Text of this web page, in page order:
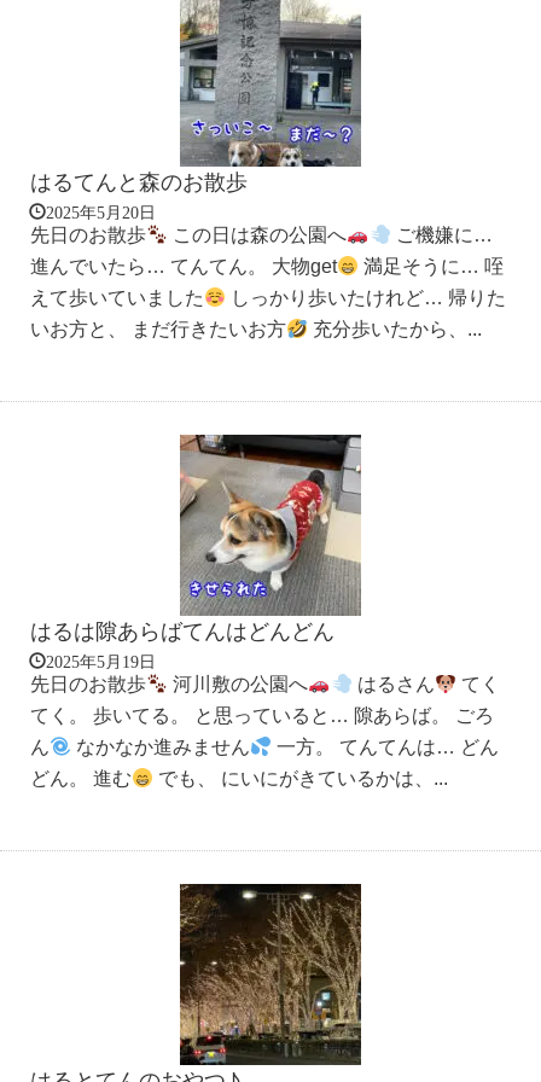
はるてんと森のお散歩
2025年5月20日
先日のお散歩 この日は森の公園へ
ご機嫌に…
進んでいたら… てんてん。 大物get
満足そうに… 咥
えて歩いていました
しっかり歩いたけれど… 帰りた
いお方と、 まだ行きたいお方
充分歩いたから、...
はるは隙あらばてんはどんどん
2025年5月19日
先日のお散歩 河川敷の公園へ はるさん
てく
てく。 歩いてる。 と思っていると… 隙あらば。 ごろ
ん
なかなか進みません
一方。 てんてんは… どん
どん。 進む
でも、 にいにがきているかは、...